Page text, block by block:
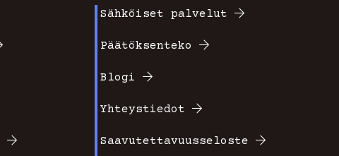
Footer
valikko
2
Sähköiset palvelut
Päätöksenteko
Blogi
Yhteystiedot
Saavutettavuusseloste